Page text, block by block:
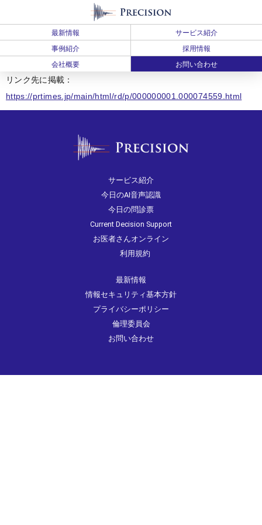
最新情報
サービス紹介
事例紹介
採用情報
会社概要
お問い合わせ
リンク先に掲載：
https://prtimes.jp/main/html/rd/p/000000001.000074559.html
サービス紹介
今日のAI音声認識
今日の問診票
Current Decision Support
お医者さんオンライン
利用規約
最新情報
情報セキュリティ基本方針
プライバシーポリシー
倫理委員会
お問い合わせ